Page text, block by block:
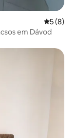
5 de
5 (8)
em Dávod